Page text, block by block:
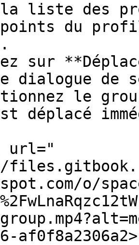
la liste des
du profil
sur
dialogue de
le
déplacé
url="
o/